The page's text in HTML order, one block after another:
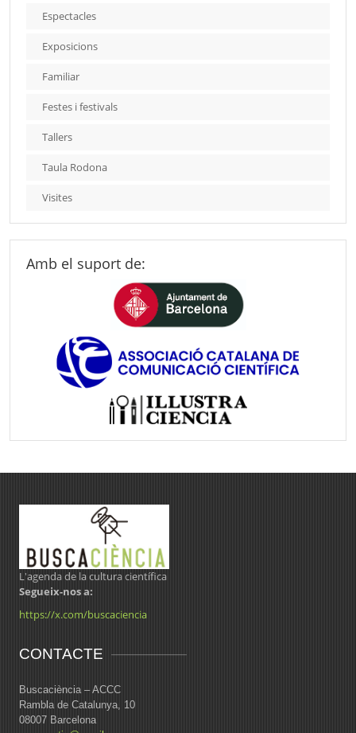
Espectacles
Exposicions
Familiar
Festes i festivals
Tallers
Taula Rodona
Visites
Amb el suport de:
L'agenda de la cultura científica
Segueix-nos a:
https://x.com/buscaciencia
CONTACTE
Buscaciència – ACCC
Rambla de Catalunya, 10
08007 Barcelona